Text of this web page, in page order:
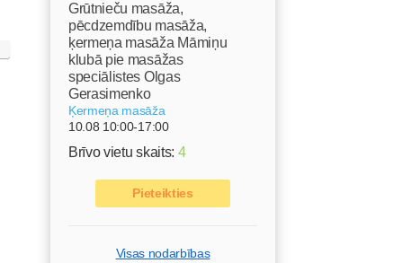
Grūtnieču masāža,
pēcdzemdību masāža,
ķermeņa masāža Māmiņu
klubā pie masāžas
speciālistes Olgas
Gerasimenko
Ķermeņa masāža
10.08 10:00-17:00
Brīvo vietu skaits: 4
Pieteikties
Visas nodarbības